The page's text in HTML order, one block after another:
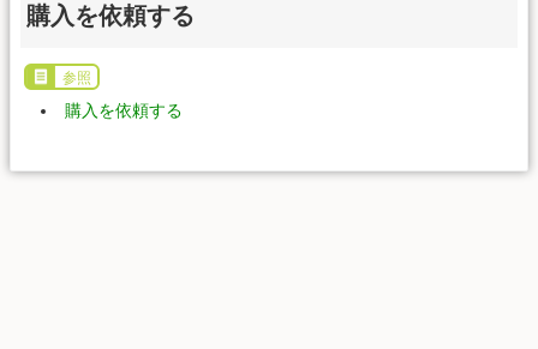
購入を依頼する
参照
購入を依頼する